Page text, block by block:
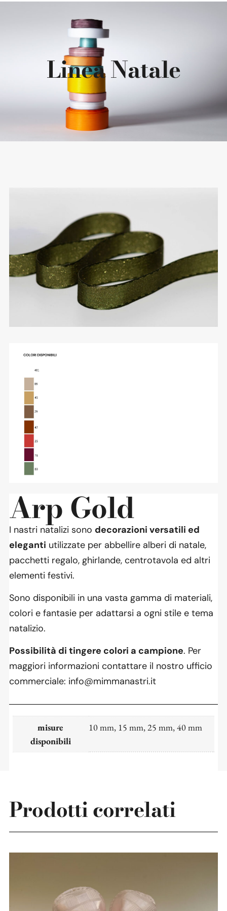
Linea Natale
Arp Gold
I nastri natalizi sono decorazioni versatili ed
eleganti utilizzate per abbellire alberi di natale,
pacchetti regalo, ghirlande, centrotavola ed altri
elementi festivi.
Sono disponibili in una vasta gamma di materiali,
colori e fantasie per adattarsi a ogni stile e tema
natalizio.
Possibilità di tingere colori a campione. Per
maggiori informazioni contattare il nostro ufficio
commerciale: info@mimmanastri.it
misure
disponibili
10 mm, 15 mm, 25 mm, 40 mm
Prodotti correlati